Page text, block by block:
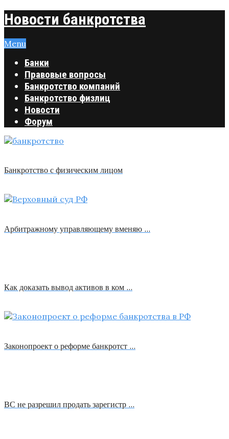
Новости банкротства
Menu
Банки
Правовые вопросы
Банкротство компаний
Банкротство физлиц
Новости
Форум
Банкротство с физическим лицом
Арбитражному управляющему вменяю …
Как доказать вывод активов в ком …
Законопроект о реформе банкротст …
ВС не разрешил продать зарегистр …